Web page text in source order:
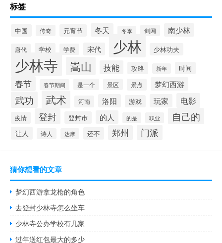
标签
中国 传奇 元宵节 冬天 冬季 剑网 南少林
唐代 学校 学费 宋代 少林 少林功夫
少林寺 嵩山 技能 攻略 新年 时间
春节 春节期间 是一个 景区 景点 梦幻西游
武功 武术 河南 洛阳 游戏 玩家 电影
疫情 登封 登封市 的人 的是 职业 自己的
让人 诗人 达摩 还不 郑州 门派
猜你想看的文章
梦幻西游拿龙枪的角色
去登封少林寺怎么坐车
少林寺公办学校有几家
过年送红包最大的多少